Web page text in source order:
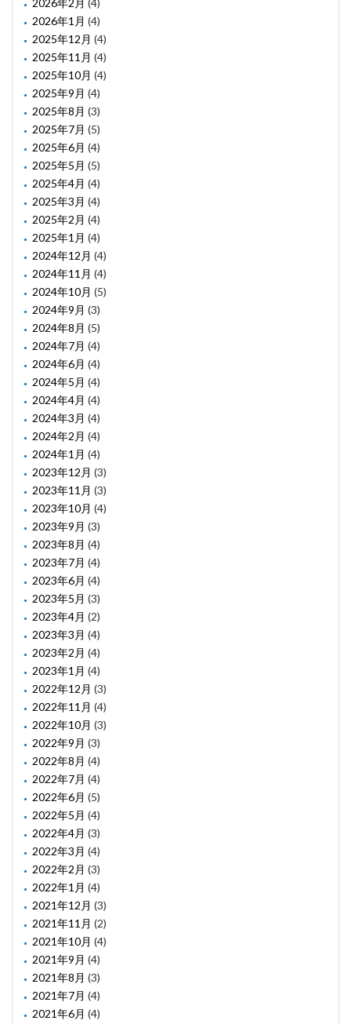
2026年2月 (4)
2026年1月 (4)
2025年12月 (4)
2025年11月 (4)
2025年10月 (4)
2025年9月 (4)
2025年8月 (3)
2025年7月 (5)
2025年6月 (4)
2025年5月 (5)
2025年4月 (4)
2025年3月 (4)
2025年2月 (4)
2025年1月 (4)
2024年12月 (4)
2024年11月 (4)
2024年10月 (5)
2024年9月 (3)
2024年8月 (5)
2024年7月 (4)
2024年6月 (4)
2024年5月 (4)
2024年4月 (4)
2024年3月 (4)
2024年2月 (4)
2024年1月 (4)
2023年12月 (3)
2023年11月 (3)
2023年10月 (4)
2023年9月 (3)
2023年8月 (4)
2023年7月 (4)
2023年6月 (4)
2023年5月 (3)
2023年4月 (2)
2023年3月 (4)
2023年2月 (4)
2023年1月 (4)
2022年12月 (3)
2022年11月 (4)
2022年10月 (3)
2022年9月 (3)
2022年8月 (4)
2022年7月 (4)
2022年6月 (5)
2022年5月 (4)
2022年4月 (3)
2022年3月 (4)
2022年2月 (3)
2022年1月 (4)
2021年12月 (3)
2021年11月 (2)
2021年10月 (4)
2021年9月 (4)
2021年8月 (3)
2021年7月 (4)
2021年6月 (4)